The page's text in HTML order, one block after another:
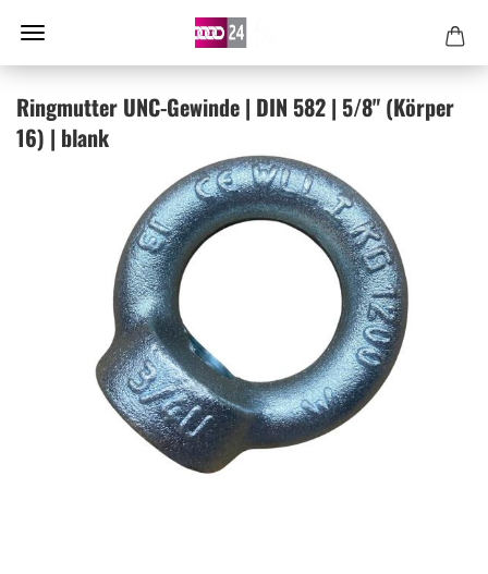
Ring­mut­ter UNC-​Gewinde | DIN 582 | 5/8" (Kör­per
16) | blank